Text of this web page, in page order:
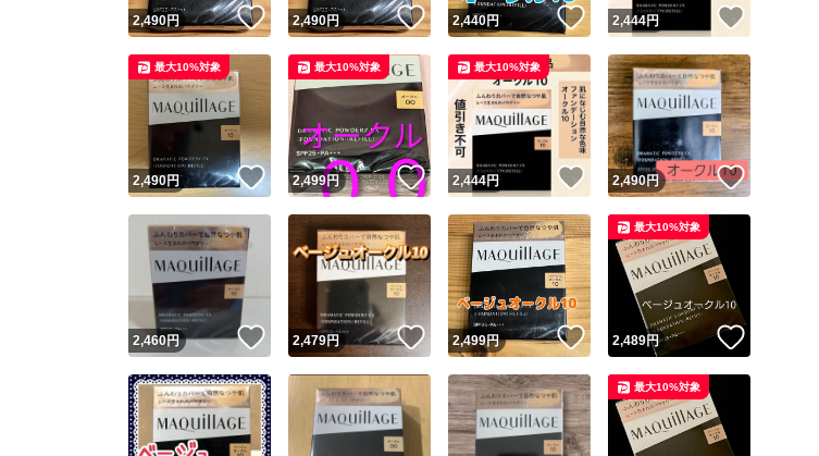
2,490円 いいね！
2,490円 いいね！
2,440円 いいね！
2,444円
2,490円 いいね！
最大10%対象
2,499円 いいね！
最大10%対象
2,444円 いいね！
最大10%対象
2,490円 いいね！
2,460円 いいね！
2,479円 いいね！
2,499円 いいね！
2,489円
最大10%対象
最大10%対象